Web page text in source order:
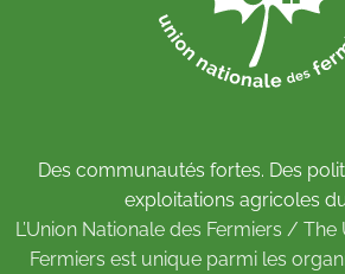
Des communautés fortes. Des
exploitations agricoles
L’Union Nationale des Fermiers /
Fermiers est unique parmi les